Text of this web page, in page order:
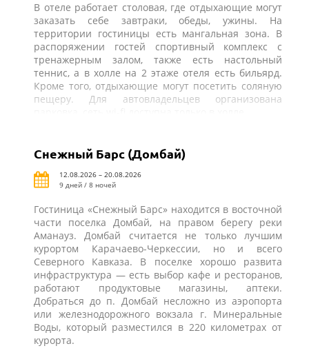
В отеле работает столовая, где отдыхающие могут
заказать себе завтраки, обеды, ужины. На
территории гостиницы есть мангальная зона. В
распоряжении гостей спортивный комплекс с
тренажерным залом, также есть настольный
теннис, а в холле на 2 этаже отеля есть бильярд.
Кроме того, отдыхающие могут посетить соляную
пещеру. Для автовладельцев организована
Снежный Барс (Домбай)
12.08.2026 – 20.08.2026
9 дней / 8 ночей
Гостиница «Снежный Барс» находится в восточной
части поселка Домбай, на правом берегу реки
Аманауз. Домбай считается не только лучшим
курортом Карачаево-Черкессии, но и всего
Северного Кавказа. В поселке хорошо развита
инфраструктура — есть выбор кафе и ресторанов,
работают продуктовые магазины, аптеки.
Добраться до п. Домбай несложно из аэропорта
или железнодорожного вокзала г. Минеральные
Воды, который разместился в 220 километрах от
курорта.